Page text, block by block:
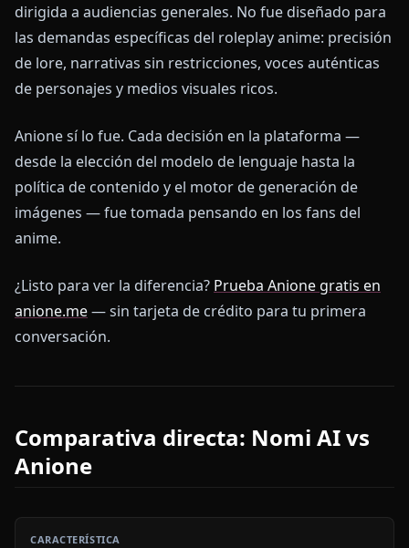
dirigida a audiencias generales. No fue diseñado para
las demandas específicas del roleplay anime: precisión
de lore, narrativas sin restricciones, voces auténticas
de personajes y medios visuales ricos.
Anione sí lo fue. Cada decisión en la plataforma —
desde la elección del modelo de lenguaje hasta la
política de contenido y el motor de generación de
imágenes — fue tomada pensando en los fans del
anime.
¿Listo para ver la diferencia? Prueba Anione gratis en
anione.me— sin tarjeta de crédito para tu primera
conversación.
Comparativa directa: Nomi AI vs
Anione